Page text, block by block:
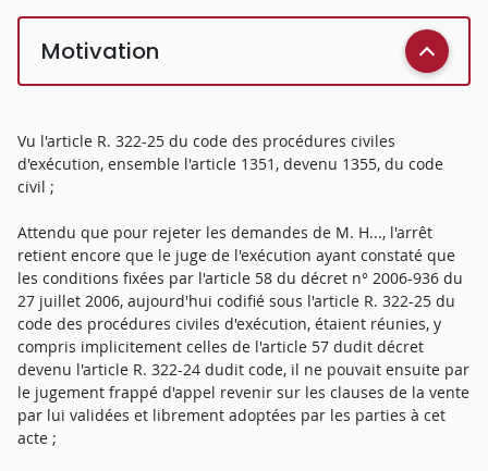
Motivation
Vu l'article R. 322-25 du code des procédures civiles
d'exécution, ensemble l'article 1351, devenu 1355, du code
civil ;
Attendu que pour rejeter les demandes de M. H..., l'arrêt
retient encore que le juge de l'exécution ayant constaté que
les conditions fixées par l'article 58 du décret n° 2006-936 du
27 juillet 2006, aujourd'hui codifié sous l'article R. 322-25 du
code des procédures civiles d'exécution, étaient réunies, y
compris implicitement celles de l'article 57 dudit décret
devenu l'article R. 322-24 dudit code, il ne pouvait ensuite par
le jugement frappé d'appel revenir sur les clauses de la vente
par lui validées et librement adoptées par les parties à cet
acte ;